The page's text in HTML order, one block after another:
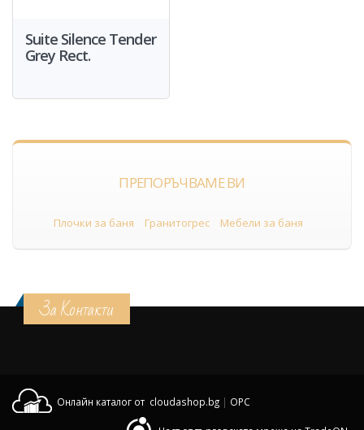
Suite Silence Tender
Grey Rect.
ПРЕПОРЪЧВАМЕ ВИ
Плочки за баня Гранитогрес Мебели за баня
За Контакти
Онлайн каталог от cloudashop.bg | OPC